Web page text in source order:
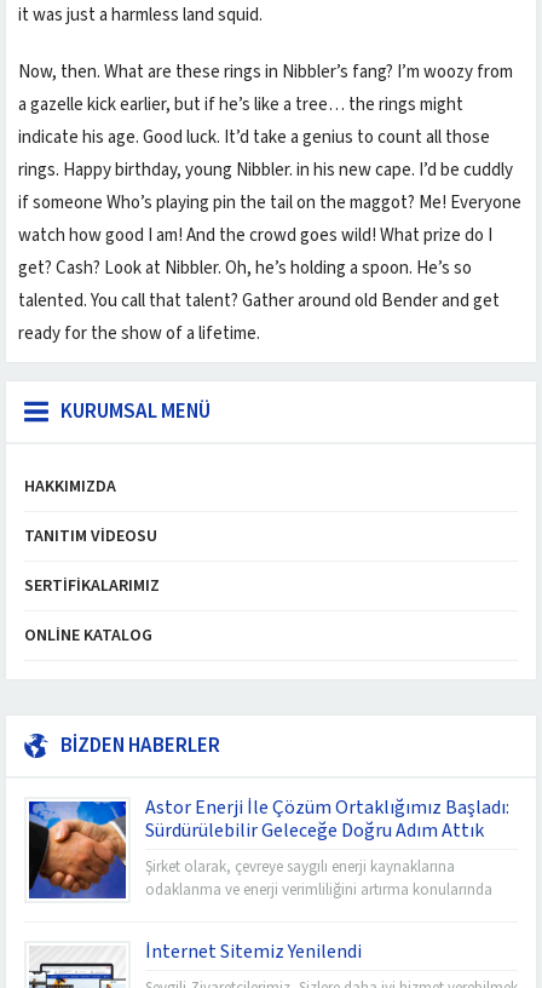
it was just a harmless land squid.
Now, then. What are these rings in Nibbler’s fang? I’m woozy from
a gazelle kick earlier, but if he’s like a tree… the rings might
indicate his age. Good luck. It’d take a genius to count all those
rings. Happy birthday, young Nibbler. in his new cape. I’d be cuddly
if someone Who’s playing pin the tail on the maggot? Me! Everyone
watch how good I am! And the crowd goes wild! What prize do I
get? Cash? Look at Nibbler. Oh, he’s holding a spoon. He’s so
talented. You call that talent? Gather around old Bender and get
ready for the show of a lifetime.
KURUMSAL MENÜ
HAKKIMIZDA
TANITIM VIDEOSU
SERTIFIKALARIMIZ
ONLINE KATALOG
BİZDEN HABERLER
Astor Enerji İle Çözüm Ortaklığımız Başladı:
Sürdürülebilir Geleceğe Doğru Adım Attık
Şirket olarak, çevreye saygılı enerji kaynaklarına
odaklanma ve enerji verimliliğini artırma konularında
yolunda önemli bir adımı temsil ediyor. Astor Enerji,
yenilenebilir enerji kaynaklarına odaklanan ve
İnternet Sitemiz Yenilendi